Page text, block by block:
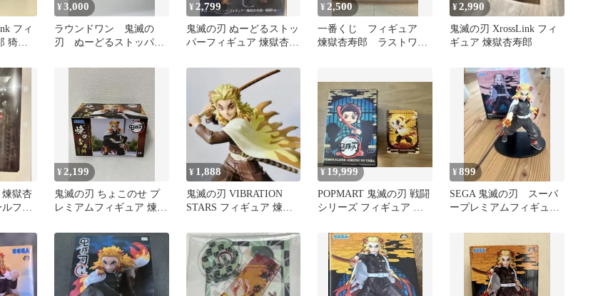
フィ
猗窩
¥3,000
ラウンドワン 鬼滅の
刃 ぬーどるストッパ
郎 猗窩座
¥2,799
鬼滅の刃 ぬーどるストッ
パーフィギュア 煉獄杏寿
¥2,500
一番くじ フィギュア
煉獄杏寿郎 ラストワ
¥2,990
鬼滅の刃 XrossLink フィ
ギュア 煉獄杏寿郎
獄杏
フィ
¥2,199
鬼滅の刃 ちょこのせ プ
レミアムフィギュア 煉獄
¥ 1,888
鬼滅の刃 VIBRATION
STARS フィギュア 煉獄
¥ 19,999
POPMART 鬼滅の刃 戦闘
シリーズ フィギュア 煉
¥899
SEGA 鬼滅の刃 スーパ
ープレミアムフィギュ